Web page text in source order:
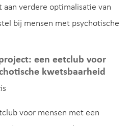
aan verdere optimalisatie van
bij mensen met psychotische
een eetclub voor
kwetsbaarheid
voor mensen met een